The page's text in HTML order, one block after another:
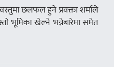
छलफल हुने प्रवक्ता शर्माले
भूमिका खेल्ने भन्नेबारेमा समेत